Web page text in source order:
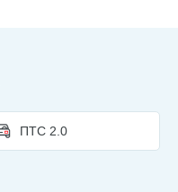
ПТС 2.0